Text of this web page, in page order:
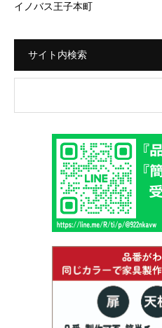
イノバス王子本町
サイト内検索